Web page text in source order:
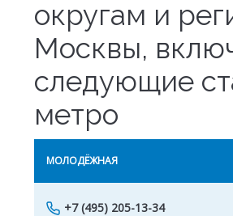
округам и
Москвы,
следующие
метро
МОЛОДЁЖНАЯ
+7 (495) 205-13-34